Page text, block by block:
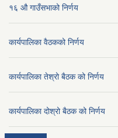
१६ औ गाउँसभाको निर्णय
कार्यपालिका वैठकको निर्णय
कार्यपालिका तेश्रो बैठक को निर्णय
कार्यपालिका दोश्रो बैठक को निर्णय